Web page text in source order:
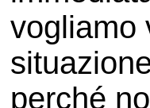
vogliamo
perché